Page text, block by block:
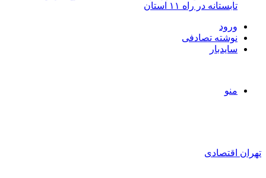
تابستانه در راه ۱۱ استان
ورود
نوشته تصادفی
سایدبار
منو
تهران اقتصادی